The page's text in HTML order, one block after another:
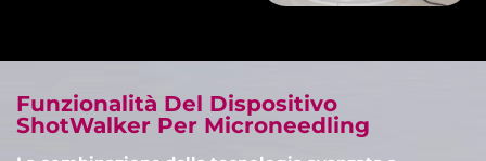
Funzionalità Del Dispositivo
ShotWalker Per Microneedling